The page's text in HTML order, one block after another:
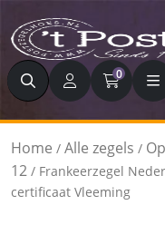
Zoeken 0
Home / Alle zegels /
12 / Frankeerzegel
certificaat Vleeming